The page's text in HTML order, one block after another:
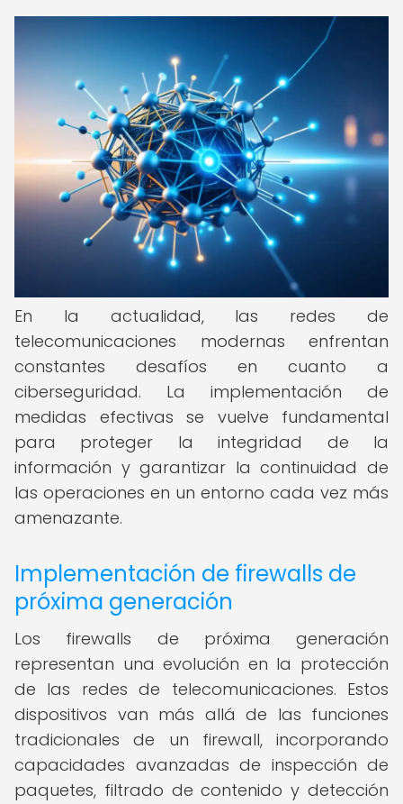
En la actualidad, las redes de
telecomunicaciones modernas enfrentan
constantes desafíos en cuanto a
ciberseguridad. La implementación de
medidas efectivas se vuelve fundamental
para proteger la integridad de la
información y garantizar la continuidad de
las operaciones en un entorno cada vez más
amenazante.
Implementación de firewalls de
próxima generación
Los firewalls de próxima generación
representan una evolución en la protección
de las redes de telecomunicaciones. Estos
dispositivos van más allá de las funciones
tradicionales de un firewall, incorporando
capacidades avanzadas de inspección de
paquetes, filtrado de contenido y detección